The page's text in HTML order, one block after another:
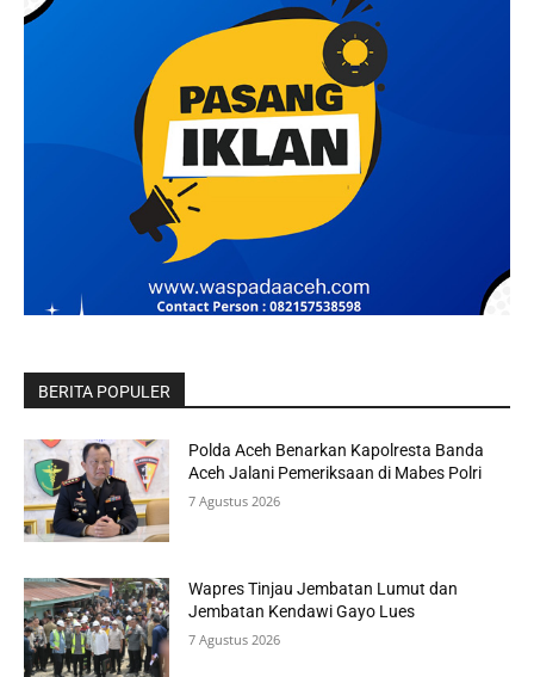
BERITA POPULER
Polda Aceh Benarkan Kapolresta Banda
Aceh Jalani Pemeriksaan di Mabes Polri
7 Agustus 2026
Wapres Tinjau Jembatan Lumut dan
Jembatan Kendawi Gayo Lues
7 Agustus 2026